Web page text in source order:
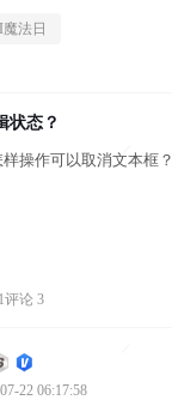
法日
状态？
样操作可以取消文本框？
评论 3
22 06:17:58